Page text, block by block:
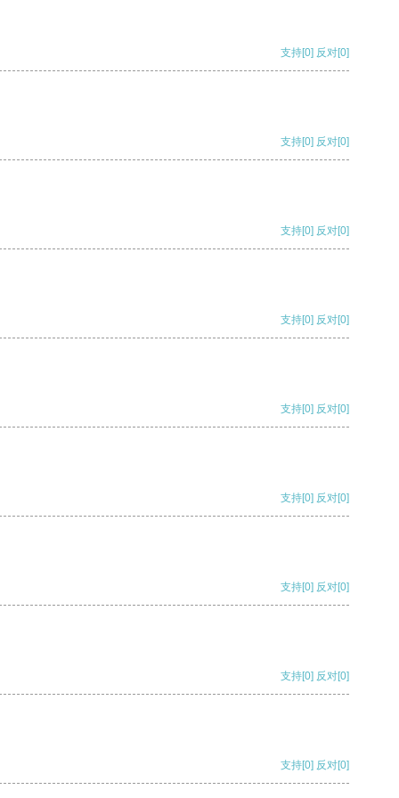
支持[0] 反对[0]
支持[0] 反对[0]
支持[0] 反对[0]
支持[0] 反对[0]
支持[0] 反对[0]
支持[0] 反对[0]
支持[0] 反对[0]
支持[0] 反对[0]
支持[0] 反对[0]